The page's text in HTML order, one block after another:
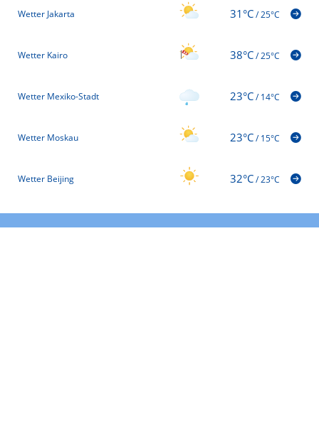
Wetter Jakarta 31°C/25°C
Wetter Kairo 38°C/25°C
Wetter Mexiko-Stadt 23°C/14°C
Wetter Moskau 23°C/15°C
Wetter Beijing 32°C/23°C